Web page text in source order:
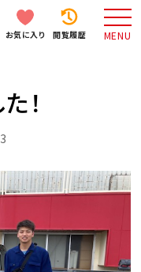
お気に入り 閲覧履歴 MENU
！